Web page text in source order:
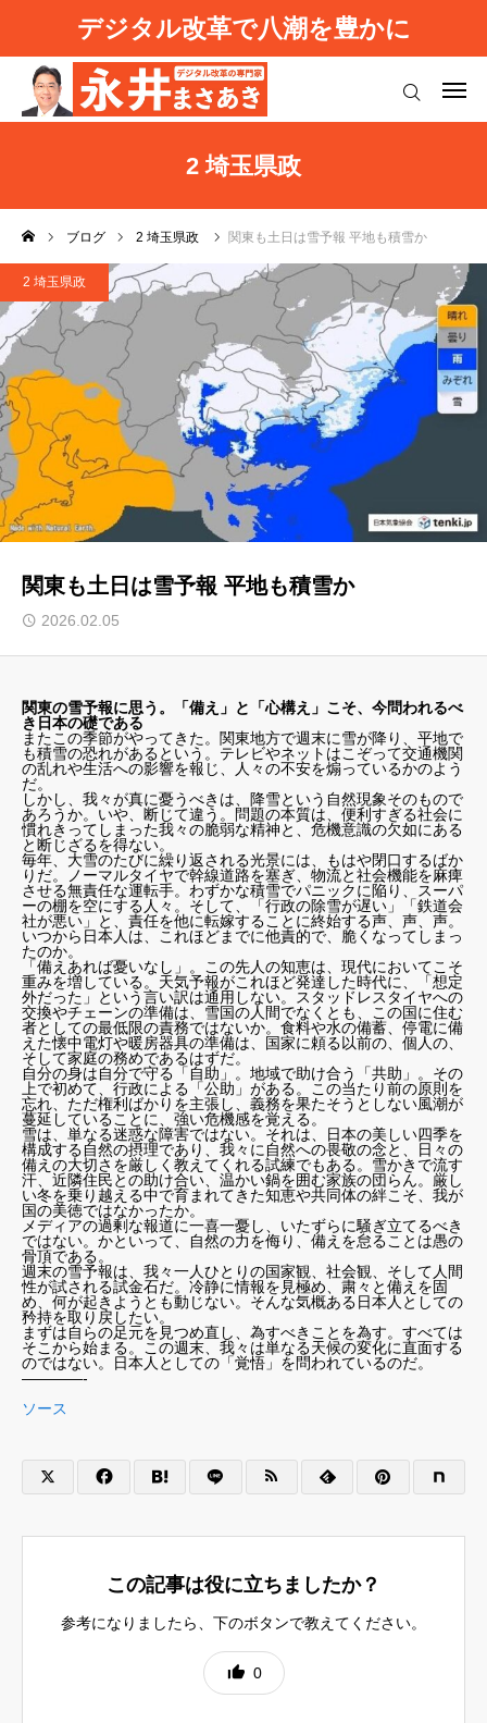
デジタル改革で八潮を豊かに
2 埼玉県政
ブログ 2 埼玉県政 関東も土日は雪予報 平地も積雪か
2 埼玉県政
関東も土日は雪予報 平地も積雪か
2026.02.05
関東の雪予報に思う。「備え」と「心構え」こそ、今問われるべ
き日本の礎である
またこの季節がやってきた。関東地方で週末に雪が降り、平地で
も積雪の恐れがあるという。テレビやネットはこぞって交通機関
の乱れや生活への影響を報じ、人々の不安を煽っているかのよう
だ。
しかし、我々が真に憂うべきは、降雪という自然現象そのもので
あろうか。いや、断じて違う。問題の本質は、便利すぎる社会に
慣れきってしまった我々の脆弱な精神と、危機意識の欠如にある
と断じざるを得ない。
毎年、大雪のたびに繰り返される光景には、もはや閉口するばか
りだ。ノーマルタイヤで幹線道路を塞ぎ、物流と社会機能を麻痺
させる無責任な運転手。わずかな積雪でパニックに陥り、スーパ
ーの棚を空にする人々。そして、「行政の除雪が遅い」「鉄道会
社が悪い」と、責任を他に転嫁することに終始する声、声、声。
いつから日本人は、これほどまでに他責的で、脆くなってしまっ
たのか。
「備えあれば憂いなし」。この先人の知恵は、現代においてこそ
重みを増している。天気予報がこれほど発達した時代に、「想定
外だった」という言い訳は通用しない。スタッドレスタイヤへの
交換やチェーンの準備は、雪国の人間でなくとも、この国に住む
者としての最低限の責務ではないか。食料や水の備蓄、停電に備
えた懐中電灯や暖房器具の準備は、国家に頼る以前の、個人の、
そして家庭の務めであるはずだ。
自分の身は自分で守る「自助」。地域で助け合う「共助」。その
上で初めて、行政による「公助」がある。この当たり前の原則を
忘れ、ただ権利ばかりを主張し、義務を果たそうとしない風潮が
蔓延していることに、強い危機感を覚える。
雪は、単なる迷惑な障害ではない。それは、日本の美しい四季を
構成する自然の摂理であり、我々に自然への畏敬の念と、日々の
備えの大切さを厳しく教えてくれる試練でもある。雪かきで流す
汗、近隣住民との助け合い、温かい鍋を囲む家族の団らん。厳し
い冬を乗り越える中で育まれてきた知恵や共同体の絆こそ、我が
国の美徳ではなかったか。
メディアの過剰な報道に一喜一憂し、いたずらに騒ぎ立てるべき
ではない。かといって、自然の力を侮り、備えを怠ることは愚の
骨頂である。
週末の雪予報は、我々一人ひとりの国家観、社会観、そして人間
性が試される試金石だ。冷静に情報を見極め、粛々と備えを固
め、何が起きようとも動じない。そんな気概ある日本人としての
矜持を取り戻したい。
まずは自らの足元を見つめ直し、為すべきことを為す。すべては
そこから始まる。この週末、我々は単なる天候の変化に直面する
のではない。日本人としての「覚悟」を問われているのだ。
————-
ソース
この記事は役に立ちましたか？
参考になりましたら、下のボタンで教えてください。
0
ログイン
お知らせ（活動報告）
基本理念
ブログ
よくあるご質問
ご意見等
利用規約
プライバシーポリシー